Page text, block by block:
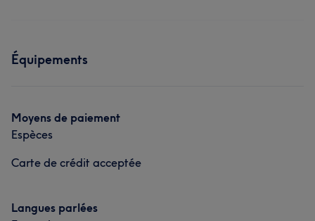
Équipements
Moyens de paiement
Espèces
Carte de crédit acceptée
Langues parlées